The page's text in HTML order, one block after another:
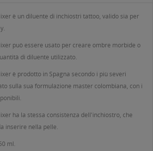
è un diluente di inchiostri tattoo, valido sia per
può essere usato per creare ombre morbide o
di diluente utilizzato.
è prodotto in Spagna secondo i più severi
sulla sua formulazione master colombiana, con i
ha la stessa consistenza dell'inchiostro, che
inserire nella pelle.
ml.